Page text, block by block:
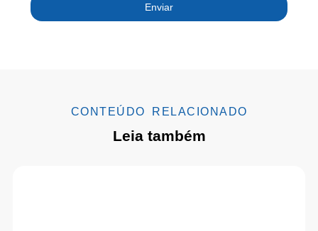
Enviar
CONTEÚDO RELACIONADO
Leia também